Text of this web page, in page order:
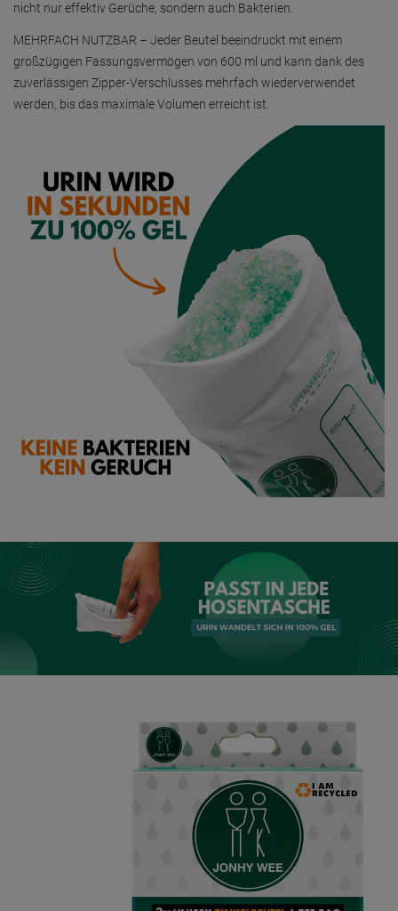
nicht nur effektiv Gerüche, sondern auch Bakterien.
MEHRFACH NUTZBAR – Jeder Beutel beeindruckt mit einem
großzügigen Fassungsvermögen von 600 ml und kann dank des
zuverlässigen Zipper-Verschlusses mehrfach wiederverwendet
werden, bis das maximale Volumen erreicht ist.